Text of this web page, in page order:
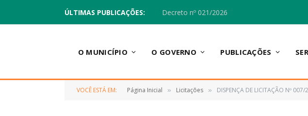
ÚLTIMAS PUBLICAÇÕES: Decreto nº 021/2026
O MUNICÍPIO O GOVERNO PUBLICAÇÕES
VOCÊ ESTÁ EM: Página Inicial » Licitações » DISPENÇA DE LICITAÇÃO Nº